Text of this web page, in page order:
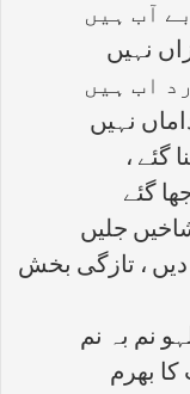
آب ہیں
نہیں
اب ہیں
نہیں
گئے ،
گئے
جلیں
، تازگی بخش
نم بہ نم
بھرم